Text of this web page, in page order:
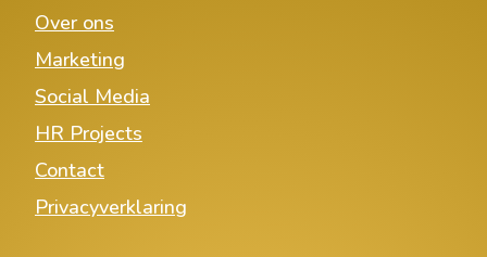
Over ons
Marketing
Social Media
HR Projects
Contact
Privacyverklaring